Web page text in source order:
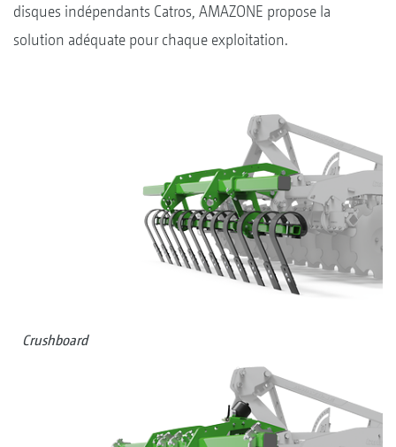
disques indépendants Catros, AMAZONE propose la
solution adéquate pour chaque exploitation.
Crushboard